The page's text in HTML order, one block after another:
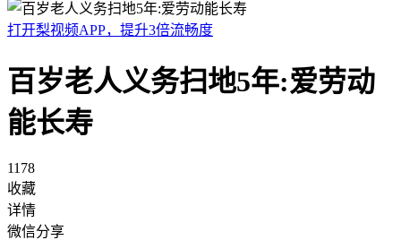
打开梨视频APP，提升3倍流畅度
百岁老人义务扫地5年:爱劳动
能长寿
1178
收藏
详情
微信分享